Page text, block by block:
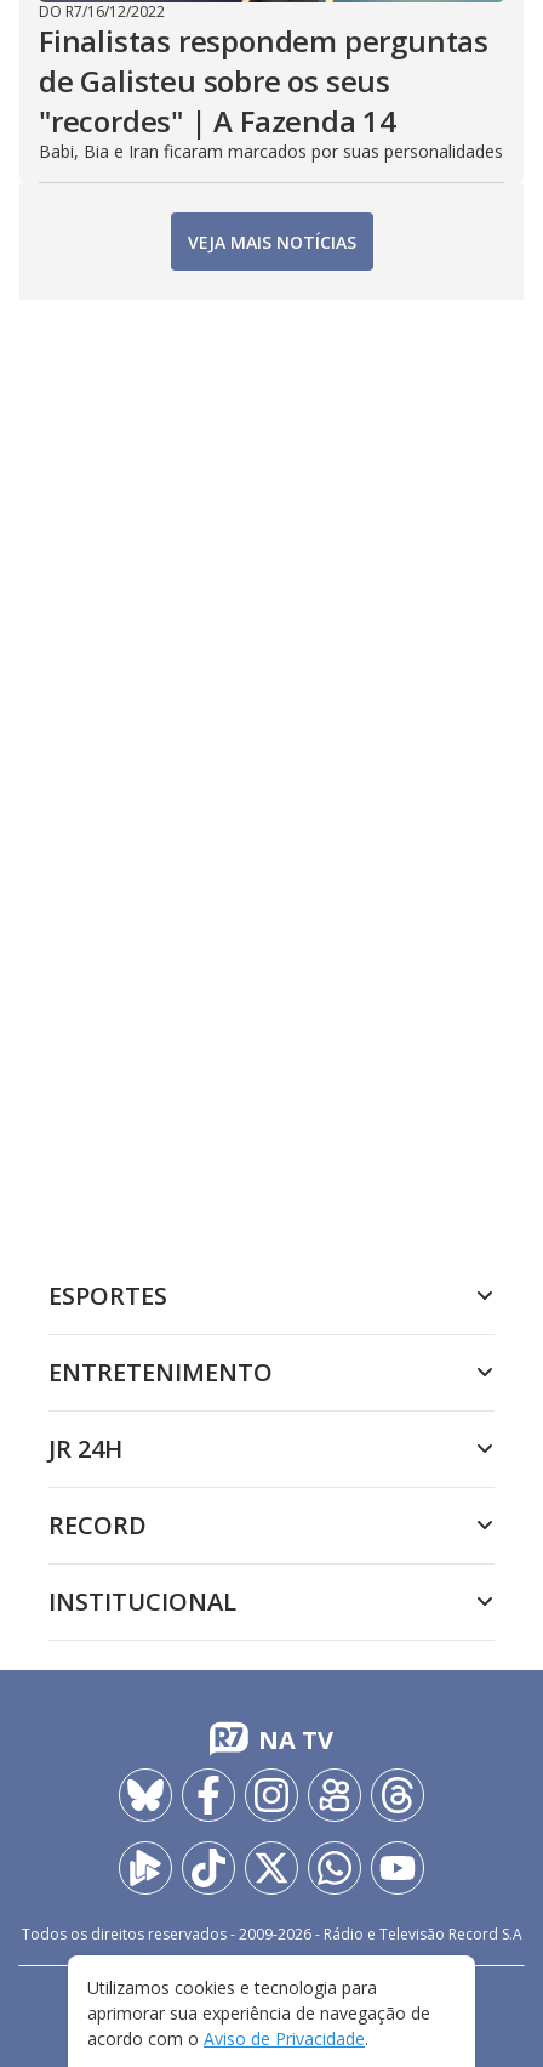
DO R7/16/12/2022
Finalistas respondem perguntas
de Galisteu sobre os seus
"recordes" | A Fazenda 14
Babi, Bia e Iran ficaram marcados por suas personalidades
VEJA MAIS NOTÍCIAS
ESPORTES
ENTRETENIMENTO
JR 24H
RECORD
INSTITUCIONAL
NA TV
Todos os direitos reservados - 2009-2026- Rádio e Televisão Record S.A
FALE CONOSCO
PRIVACIDADE
TERMOS E CONDIÇÕES DE USO
Utilizamos cookies e tecnologia para
aprimorar sua experiência de navegação de
acordo com o Aviso de Privacidade.